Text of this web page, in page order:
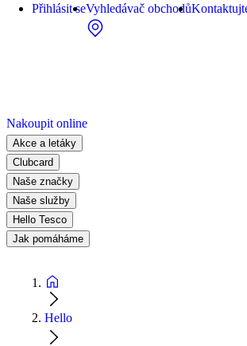
Přihlásit seVyhledávač obchodů
Nakoupit online
Akce a letáky
Clubcard
Naše značky
Naše služby
Hello Tesco
Jak pomáháme
Hello